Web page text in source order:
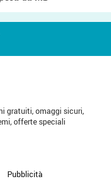
gratuiti, omaggi sicuri,
offerte speciali
Pubblicità